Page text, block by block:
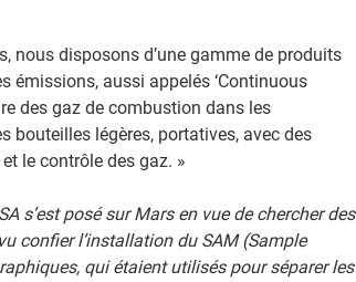
nous disposons d’une gamme de produits
émissions, aussi appelés ‘Continuous
des gaz de combustion dans les
bouteilles légères, portatives, avec des
le contrôle des gaz. »
s’est posé sur Mars en vue de chercher des
confier l’installation du SAM (Sample
qui étaient utilisés pour séparer les